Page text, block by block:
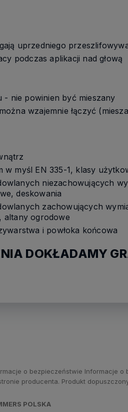
uprzedniego
podczas aplikacji nad głową
- nie powinien być mieszany
wzajemnie łączyć
myśl EN 335-1, klasy
niezachowujących
deskowania
zachowujących
altany ogrodowe
i powłoka końcowa
DOKŁADAMY
o bezpieczeństwie Informacje
producenta. Produkt
POLSKA